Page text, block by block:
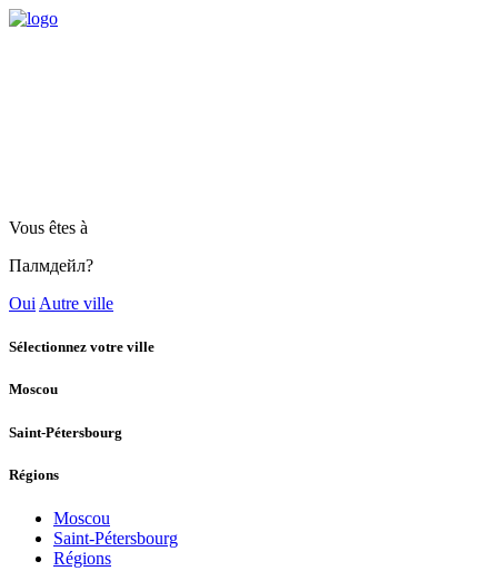
Vous êtes à
Палмдейл?
Oui Autre ville
Sélectionnez votre ville
Moscou
Saint-Pétersbourg
Régions
Moscou
Saint-Pétersbourg
Régions